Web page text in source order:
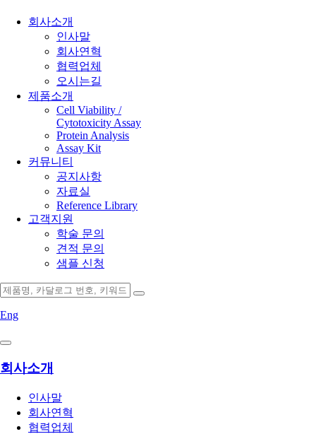
회사소개
인사말
회사연혁
협력업체
오시는길
제품소개
Cell Viability /
Cytotoxicity Assay
Protein Analysis
Assay Kit
커뮤니티
공지사항
자료실
Reference Library
고객지원
학술 문의
견적 문의
샘플 신청
Eng
회사소개
인사말
회사연혁
협력업체